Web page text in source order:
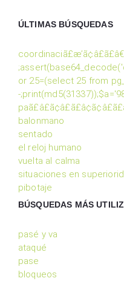
ÚLTIMAS BÚSQUEDAS
or 25=(select 25 from
-
balonmano
sentado
el reloj humano
vuelta al calma
situaciones en
pibotaje
BÚSQUEDAS MÁS
pasé y va
ataqué
pase
bloqueos